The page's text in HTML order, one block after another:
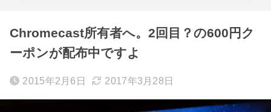
Chromecast所有者へ。2回目？の600円ク
ーポンが配布中ですよ
2015年2月6日 2017年3月28日